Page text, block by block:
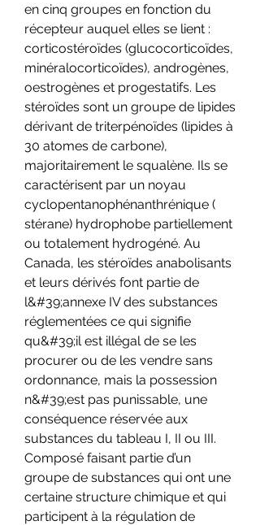
en cinq groupes en fonction du
récepteur auquel elles se lient :
corticostéroïdes (glucocorticoïdes,
minéralocorticoïdes), androgènes,
oestrogènes et progestatifs. Les
stéroïdes sont un groupe de lipides
dérivant de triterpénoïdes (lipides à
30 atomes de carbone),
majoritairement le squalène. Ils se
caractérisent par un noyau
cyclopentanophénanthrénique (
stérane) hydrophobe partiellement
ou totalement hydrogéné. Au
Canada, les stéroïdes anabolisants
et leurs dérivés font partie de
l&#39;annexe IV des substances
réglementées ce qui signifie
qu&#39;il est illégal de se les
procurer ou de les vendre sans
ordonnance, mais la possession
n&#39;est pas punissable, une
conséquence réservée aux
substances du tableau I, II ou III.
Composé faisant partie d’un
groupe de substances qui ont une
certaine structure chimique et qui
participent à la régulation de